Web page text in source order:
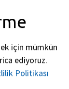
için mümkün
ediyoruz.
Politikası